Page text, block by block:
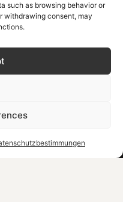
such as browsing behavior or
withdrawing consent, may
der Klimakrise